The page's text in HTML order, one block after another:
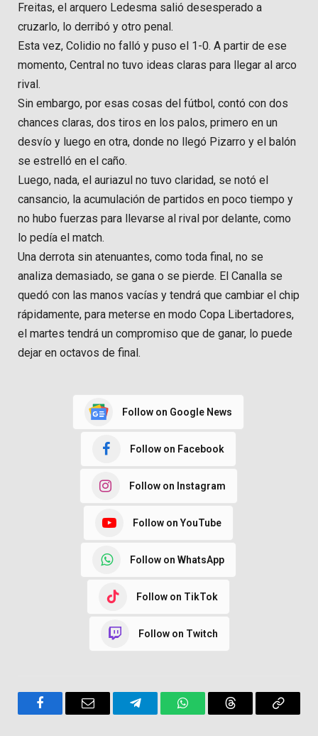
Freitas, el arquero Ledesma salió desesperado a
cruzarlo, lo derribó y otro penal.
Esta vez, Colidio no falló y puso el 1-0. A partir de ese
momento, Central no tuvo ideas claras para llegar al arco
rival.
Sin embargo, por esas cosas del fútbol, contó con dos
chances claras, dos tiros en los palos, primero en un
desvío y luego en otra, donde no llegó Pizarro y el balón
se estrelló en el caño.
Luego, nada, el auriazul no tuvo claridad, se notó el
cansancio, la acumulación de partidos en poco tiempo y
no hubo fuerzas para llevarse al rival por delante, como
lo pedía el match.
Una derrota sin atenuantes, como toda final, no se
analiza demasiado, se gana o se pierde. El Canalla se
quedó con las manos vacías y tendrá que cambiar el chip
rápidamente, para meterse en modo Copa Libertadores,
el martes tendrá un compromiso que de ganar, lo puede
dejar en octavos de final.
Follow on Google News
Follow on Facebook
Follow on Instagram
Follow on YouTube
Follow on WhatsApp
Follow on TikTok
Follow on Twitch
FacebookEmail TelegramWhatsAppThreads Copy